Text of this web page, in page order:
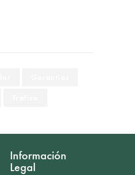
Información
Legal